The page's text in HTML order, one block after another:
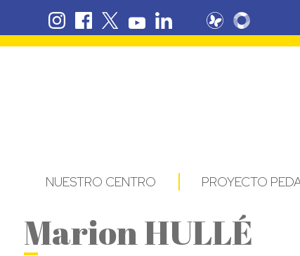
NUESTRO CENTRO PROYECTO
Marion HULLÉ